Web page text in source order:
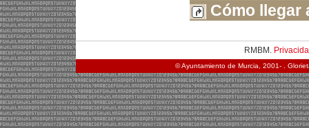
Cómo llegar
RMBM.
© Ayuntamiento de Murcia, 2001- .